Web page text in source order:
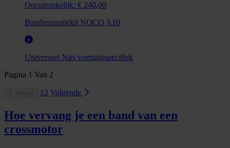
Oorspronkelijk: € 240,00
Bandreparatiekit NOCO A10
Universeel Niet voertuigspecifiek
Pagina 1 Van 2
1 2 Volgende
Hoe vervang je een band van een
crossmotor